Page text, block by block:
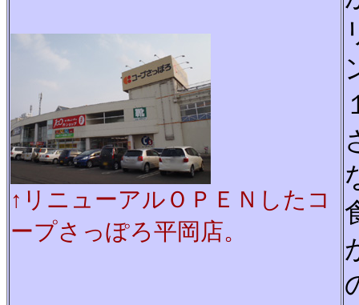
↑リニューアルＯＰＥＮしたコ
ープさっぽろ平岡店。